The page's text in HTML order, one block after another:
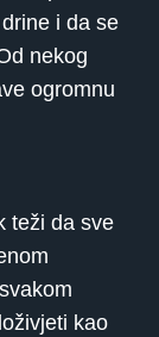
i da se
nekog
ogromnu
teži da sve
kao